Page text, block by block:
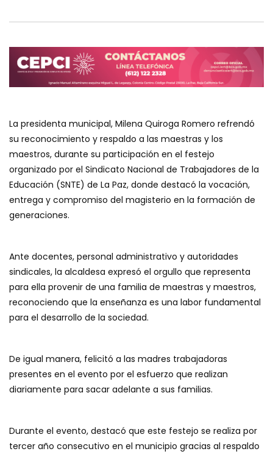
La presidenta municipal, Milena Quiroga Romero refrendó
su reconocimiento y respaldo a las maestras y los
maestros, durante su participación en el festejo
organizado por el Sindicato Nacional de Trabajadores de la
Educación (SNTE) de La Paz, donde destacó la vocación,
entrega y compromiso del magisterio en la formación de
generaciones.
Ante docentes, personal administrativo y autoridades
sindicales, la alcaldesa expresó el orgullo que representa
para ella provenir de una familia de maestras y maestros,
reconociendo que la enseñanza es una labor fundamental
para el desarrollo de la sociedad.
De igual manera, felicitó a las madres trabajadoras
presentes en el evento por el esfuerzo que realizan
diariamente para sacar adelante a sus familias.
Durante el evento, destacó que este festejo se realiza por
tercer año consecutivo en el municipio gracias al respaldo